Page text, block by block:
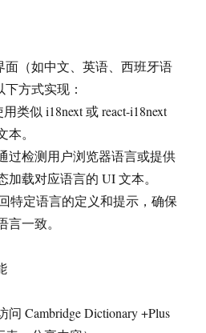
面（如中文、英语、西班牙语
方式实现：
类似 i18next 或 react-i18next
。
过检测用户浏览器语言或提供
加载对应语言的 UI 文本。
特定语言的定义和提示，确保
一致。
Cambridge Dictionary +Plus